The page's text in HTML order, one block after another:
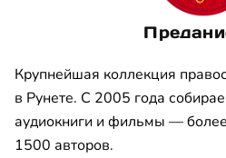
Крупнейшая коллекция
в Рунете. С 2005 года
аудиокниги и фильмы —
1500 авторов.